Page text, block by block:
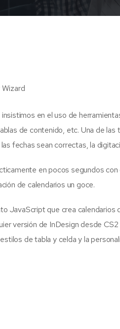
insistimos en el uso de
de contenido, etc. Una de
fechas sean correctas, la
en pocos segundos
de calendarios un goce.
JavaScript que crea
versión de InDesign desde
de tabla y celda y la